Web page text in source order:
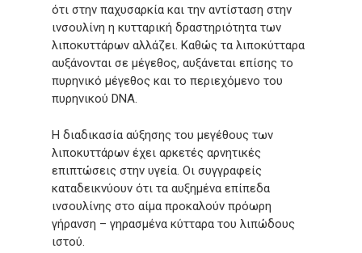
ότι στην παχυσαρκία και την αντίσταση στην
ινσουλίνη η κυτταρική δραστηριότητα των
λιποκυττάρων αλλάζει. Καθώς τα λιποκύτταρα
αυξάνονται σε μέγεθος, αυξάνεται επίσης το
πυρηνικό μέγεθος και το περιεχόμενο του
πυρηνικού DNA.
Η διαδικασία αύξησης του μεγέθους των
λιποκυττάρων έχει αρκετές αρνητικές
επιπτώσεις στην υγεία. Οι συγγραφείς
καταδεικνύουν ότι τα αυξημένα επίπεδα
ινσουλίνης στο αίμα προκαλούν πρόωρη
γήρανση – γηρασμένα κύτταρα του λιπώδους
ιστού.